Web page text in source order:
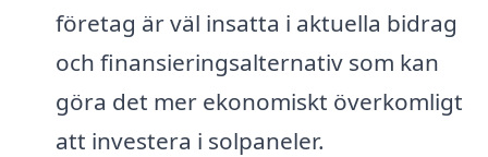
företag är väl insatta i aktuella bidrag
och finansieringsalternativ som kan
göra det mer ekonomiskt överkomligt
att investera i solpaneler.